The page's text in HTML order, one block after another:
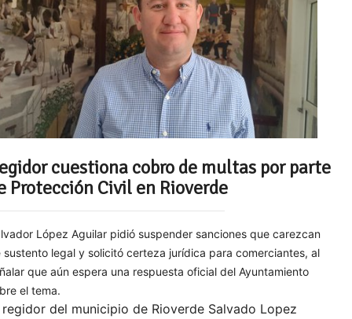
cuestiona cobro de multas por parte
Protección Civil en Rioverde
López Aguilar pidió suspender sanciones que carezcan
sustento legal y solicitó certeza jurídica para comerciantes, al
que aún espera una respuesta oficial del Ayuntamiento
el tema.
regidor del municipio de Rioverde Salvado Lopez